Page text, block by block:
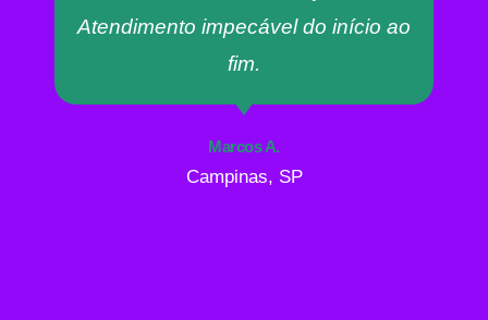
Atendimento impecável do início ao
fim.
Marcos A.
Campinas, SP